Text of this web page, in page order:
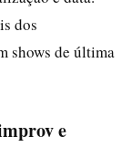
dos
shows de última
e